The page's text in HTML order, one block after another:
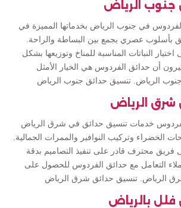
الرياض
في جنوب الرياض بخدماتها المميزة في
بأسلوب عصري يجمع بين البساطة والراحة.
النباتات المناسبة للمناخ وتوزيعها بشكل
أن حدائق الفردوس هي الخيار الأمثل
الرياض. تنسيق حدائق جنوب الرياض
شرق الرياض
خدمات تنسيق حدائق في شرق الرياض
وتركيب النوافير والممرات الجمالية.
فريق محترف قادر على تنفيذ التصاميم بدقة
التعامل مع حدائق الفردوس للحصول على
الرياض. تنسيق حدائق شرق الرياض
بالرياض